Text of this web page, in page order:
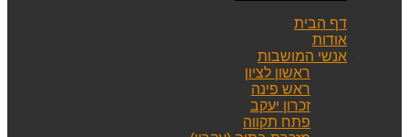
דף הבית
אודות
אנשי המושבות
ראשון לציון
ראש פינה
זכרון יעקב
פתח תקווה